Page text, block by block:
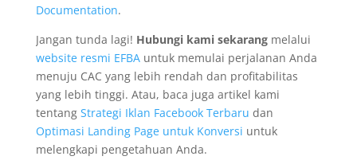
Documentation.
Jangan tunda lagi! Hubungi kami sekarangmelalui
website resmi EFBAuntuk memulai perjalanan Anda
menuju CAC yang lebih rendah dan profitabilitas
yang lebih tinggi. Atau, baca juga artikel kami
tentang Strategi Iklan Facebook Terbaru dan
Optimasi Landing Page untuk Konversi untuk
melengkapi pengetahuan Anda.